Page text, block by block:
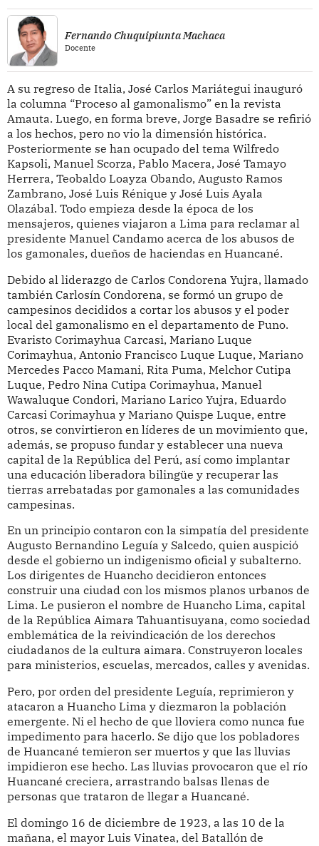
Fernando Chuquipiunta Machaca
Docente
A su regreso de Italia, José Carlos Mariátegui inauguró
la columna “Proceso al gamonalismo” en la revista
Amauta. Luego, en forma breve, Jorge Basadre se refirió
a los hechos, pero no vio la dimensión histórica.
Posteriormente se han ocupado del tema Wilfredo
Kapsoli, Manuel Scorza, Pablo Macera, José Tamayo
Herrera, Teobaldo Loayza Obando, Augusto Ramos
Zambrano, José Luis Rénique y José Luis Ayala
Olazábal. Todo empieza desde la época de los
mensajeros, quienes viajaron a Lima para reclamar al
presidente Manuel Candamo acerca de los abusos de
los gamonales, dueños de haciendas en Huancané.
Debido al liderazgo de Carlos Condorena Yujra, llamado
también Carlosín Condorena, se formó un grupo de
campesinos decididos a cortar los abusos y el poder
local del gamonalismo en el departamento de Puno.
Evaristo Corimayhua Carcasi, Mariano Luque
Corimayhua, Antonio Francisco Luque Luque, Mariano
Mercedes Pacco Mamani, Rita Puma, Melchor Cutipa
Luque, Pedro Nina Cutipa Corimayhua, Manuel
Wawaluque Condori, Mariano Larico Yujra, Eduardo
Carcasi Corimayhua y Mariano Quispe Luque, entre
otros, se convirtieron en líderes de un movimiento que,
además, se propuso fundar y establecer una nueva
capital de la República del Perú, así como implantar
una educación liberadora bilingüe y recuperar las
tierras arrebatadas por gamonales a las comunidades
campesinas.
En un principio contaron con la simpatía del presidente
Augusto Bernandino Leguía y Salcedo, quien auspició
desde el gobierno un indigenismo oficial y subalterno.
Los dirigentes de Huancho decidieron entonces
construir una ciudad con los mismos planos urbanos de
Lima. Le pusieron el nombre de Huancho Lima, capital
de la República Aimara Tahuantisuyana, como sociedad
emblemática de la reivindicación de los derechos
ciudadanos de la cultura aimara. Construyeron locales
para ministerios, escuelas, mercados, calles y avenidas.
Pero, por orden del presidente Leguía, reprimieron y
atacaron a Huancho Lima y diezmaron la población
emergente. Ni el hecho de que lloviera como nunca fue
impedimento para hacerlo. Se dijo que los pobladores
de Huancané temieron ser muertos y que las lluvias
impidieron ese hecho. Las lluvias provocaron que el río
Huancané creciera, arrastrando balsas llenas de
personas que trataron de llegar a Huancané.
El domingo 16 de diciembre de 1923, a las 10 de la
mañana, el mayor Luis Vinatea, del Batallón de